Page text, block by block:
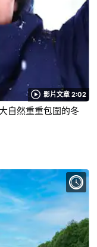
影片文章 2:02
自然重重包圍的冬